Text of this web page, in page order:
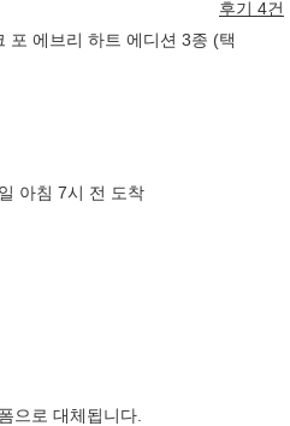
후기 4건
포 에브리 하트 에디션 3종 (택
아침 7시 전 도착
으로 대체됩니다.